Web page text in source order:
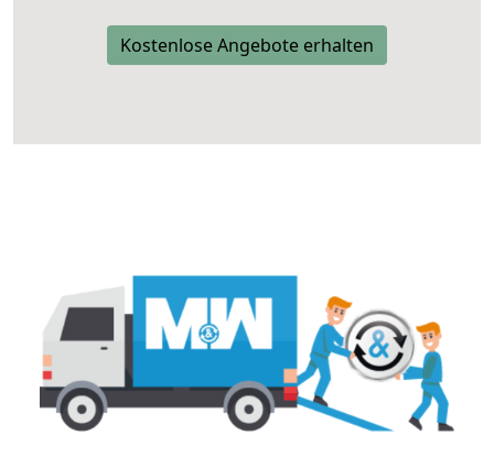
Kostenlose Angebote erhalten